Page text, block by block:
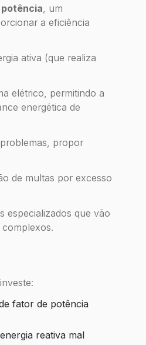
, um
a eficiência
ativa (que realiza
elétrico, permitindo a
energética de
propor
de multas por excesso
especializados que vão